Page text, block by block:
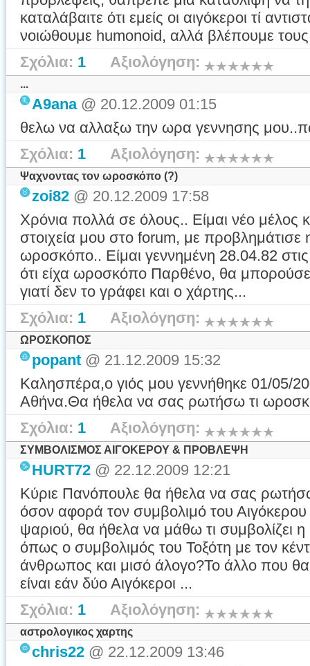
καταλάβαιτε ότι εμείς οι αιγόκεροι τί
νοιώθουμε humonoid, αλλά βλέπουμε τους
Σχόλια: 1 Αξιολόγηση:
...
A9ana@ 20.12.2009 01:15
θελω να αλλαξω την ωρα γεννησης
Σχόλια: 1 Αξιολόγηση:
Ψαχνοντας τον ωροσκόπο (?)
zoi82 @ 20.12.2009 17:58
Χρόνια πολλά σε όλους.. Είμαι νέο μέλος
στοιχεία μου στο forum, με προβλημάτισε
ωροσκόπο.. Είμαι γεννημένη 28.04.82
ότι είχα ωροσκόπο Παρθένο, θα
γιατί δεν το γράφει και ο χάρτης...
Σχόλια: 1 Αξιολόγηση:
ΩΡΟΣΚΟΠΟΣ
popant @ 21.12.2009 15:32
Καλησπέρα,ο γιός μου γεννήθηκε 01/05/
Αθήνα.Θα ήθελα να σας ρωτήσω τι
Σχόλια: 1 Αξιολόγηση:
ΣΥΜΒΟΛΙΣΜΟΣ ΑΙΓΟΚΕΡΟΥ & ΠΡΟΒΛΕΨΗ
HURT72 @ 22.12.2009 12:21
Κύριε Πανόπουλε θα ήθελα να σας
όσον αφορά τον συμβολιμό του Αιγόκερου
ψαριού, θα ήθελα να μάθω τι συμβολίζει η
όπως ο συμβολιμός του Τοξότη με τον
άνθρωπος και μισό άλογο?Το άλλο που
είναι εάν δύο Αιγόκεροι ...
Σχόλια: 1 Αξιολόγηση:
αστρολογικος χαρτης
chris22 @ 22.12.2009 13:46